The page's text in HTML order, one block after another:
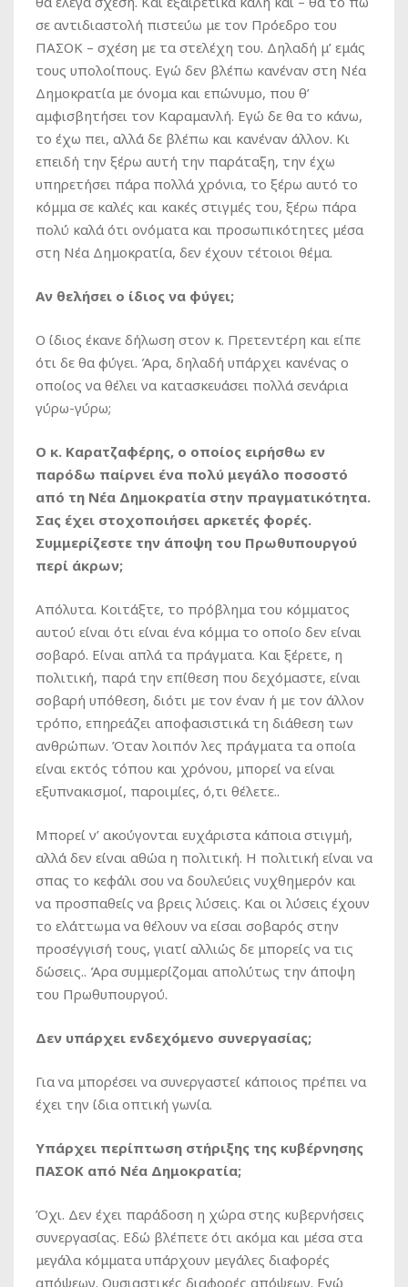
σε αντιδιαστολή πιστεύω με τον Πρόεδρο του
ΠΑΣΟΚ – σχέση με τα στελέχη του. Δηλαδή μ’ εμάς
τους υπολοίπους. Εγώ δεν βλέπω κανέναν στη Νέα
Δημοκρατία με όνομα και επώνυμο, που θ’
αμφισβητήσει τον Καραμανλή. Εγώ δε θα το κάνω,
το έχω πει, αλλά δε βλέπω και κανέναν άλλον. Κι
επειδή την ξέρω αυτή την παράταξη, την έχω
υπηρετήσει πάρα πολλά χρόνια, το ξέρω αυτό το
κόμμα σε καλές και κακές στιγμές του, ξέρω πάρα
πολύ καλά ότι ονόματα και προσωπικότητες μέσα
στη Νέα Δημοκρατία, δεν έχουν τέτοιοι θέμα.
Αν θελήσει ο ίδιος να φύγει;
Ο ίδιος έκανε δήλωση στον κ. Πρετεντέρη και είπε
ότι δε θα φύγει. Άρα, δηλαδή υπάρχει κανένας ο
οποίος να θέλει να κατασκευάσει πολλά σενάρια
γύρω-γύρω;
Ο κ. Καρατζαφέρης, ο οποίος ειρήσθω εν
παρόδω παίρνει ένα πολύ μεγάλο ποσοστό
από τη Νέα Δημοκρατία στην πραγματικότητα.
Σας έχει στοχοποιήσει αρκετές φορές.
Συμμερίζεστε την άποψη του Πρωθυπουργού
περί άκρων;
Απόλυτα. Κοιτάξτε, το πρόβλημα του κόμματος
αυτού είναι ότι είναι ένα κόμμα το οποίο δεν είναι
σοβαρό. Είναι απλά τα πράγματα. Και ξέρετε, η
πολιτική, παρά την επίθεση που δεχόμαστε, είναι
σοβαρή υπόθεση, διότι με τον έναν ή με τον άλλον
τρόπο, επηρεάζει αποφασιστικά τη διάθεση των
ανθρώπων. Όταν λοιπόν λες πράγματα τα οποία
είναι εκτός τόπου και χρόνου, μπορεί να είναι
εξυπνακισμοί, παροιμίες, ό,τι θέλετε..
Μπορεί ν’ ακούγονται ευχάριστα κάποια στιγμή,
αλλά δεν είναι αθώα η πολιτική. Η πολιτική είναι να
σπας το κεφάλι σου να δουλεύεις νυχθημερόν και
να προσπαθείς να βρεις λύσεις. Και οι λύσεις έχουν
το ελάττωμα να θέλουν να είσαι σοβαρός στην
προσέγγισή τους, γιατί αλλιώς δε μπορείς να τις
δώσεις.. Άρα συμμερίζομαι απολύτως την άποψη
του Πρωθυπουργού.
Δεν υπάρχει ενδεχόμενο συνεργασίας;
Για να μπορέσει να συνεργαστεί κάποιος πρέπει να
έχει την ίδια οπτική γωνία.
Υπάρχει περίπτωση στήριξης της κυβέρνησης
ΠΑΣΟΚ από Νέα Δημοκρατία;
Όχι. Δεν έχει παράδοση η χώρα στης κυβερνήσεις
συνεργασίας. Εδώ βλέπετε ότι ακόμα και μέσα στα
μεγάλα κόμματα υπάρχουν μεγάλες διαφορές
απόψεων. Ουσιαστικές διαφορές απόψεων. Εγώ